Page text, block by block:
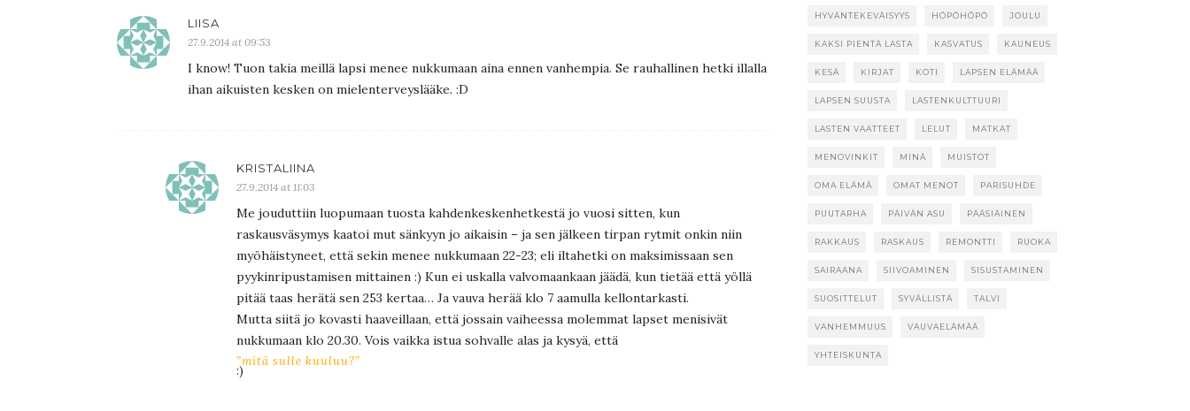
LIISA
27.9.2014 at 09:53
I know! Tuon takia meillä lapsi menee nukkumaan aina ennen vanhempia. Se rauhallinen hetki illalla
ihan aikuisten kesken on mielenterveyslääke. :D
KRISTALIINA
27.9.2014 at 11:03
Me jouduttiin luopumaan tuosta kahdenkeskenhetkestä jo vuosi sitten, kun
raskausväsymys kaatoi mut sänkyyn jo aikaisin – ja sen jälkeen tirpan rytmit onkin niin
myöhäistyneet, että sekin menee nukkumaan 22-23; eli iltahetki on maksimissaan sen
pyykinripustamisen mittainen :) Kun ei uskalla valvomaankaan jäädä, kun tietää että yöllä
pitää taas herätä sen 253 kertaa… Ja vauva herää klo 7 aamulla kellontarkasti.
Mutta siitä jo kovasti haaveillaan, että jossain vaiheessa molemmat lapset menisivät
nukkumaan klo 20.30. Vois vaikka istua sohvalle alas ja kysyä, että
”mitä sulle kuuluu?”
:)
HYVÄNTEKEVÄISYYS HÖPÖHÖPÖ JOULU
KAKSI PIENTÄ LASTA KASVATUS KAUNEUS
KESÄ KIRJAT KOTI LAPSEN ELÄMÄÄ
LAPSEN SUUSTA LASTENKULTTUURI
LASTEN VAATTEET LELUT MATKAT
MENOVINKIT MINÄ MUISTOT
OMA ELÄMÄ OMAT MENOT PARISUHDE
PUUTARHA PÄIVÄN ASU PÄÄSIÄINEN
RAKKAUS RASKAUS REMONTTI RUOKA
SAIRAANA SIIVOAMINEN SISUSTAMINEN
SUOSITTELUT SYVÄLLISTÄ TALVI
VANHEMMUUS VAUVAELÄMÄÄ
YHTEISKUNTA